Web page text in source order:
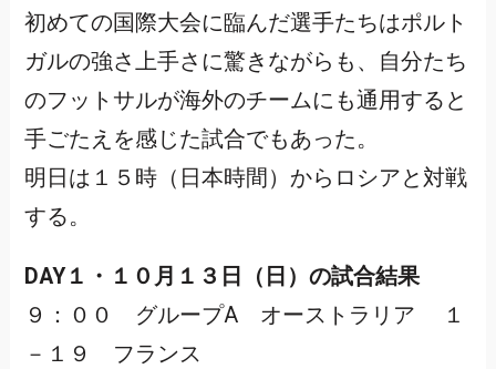
初めての国際大会に臨んだ選手たちはポルト
ガルの強さ上手さに驚きながらも、自分たち
のフットサルが海外のチームにも通用すると
手ごたえを感じた試合でもあった。
明日は１５時（日本時間）からロシアと対戦
する。
DAY１・１０月１３日（日）の試合結果
９：００ グループA オーストラリア １
－１９ フランス